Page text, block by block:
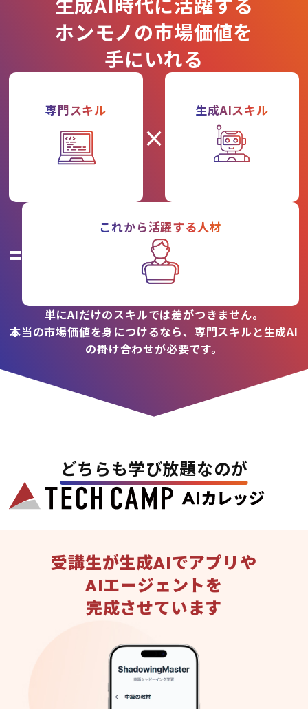
ホンモノの市場価値を
手にいれる
専門スキル
×
生成AIスキル
=
これから活躍する人材
単にAIだけのスキルでは差がつきません。
本当の市場価値を身につけるなら、専門スキルと生成AI
の掛け合わせが必要です。
どちらも学び放題なのが
受講生が生成AIでアプリや
AIエージェントを
完成させています